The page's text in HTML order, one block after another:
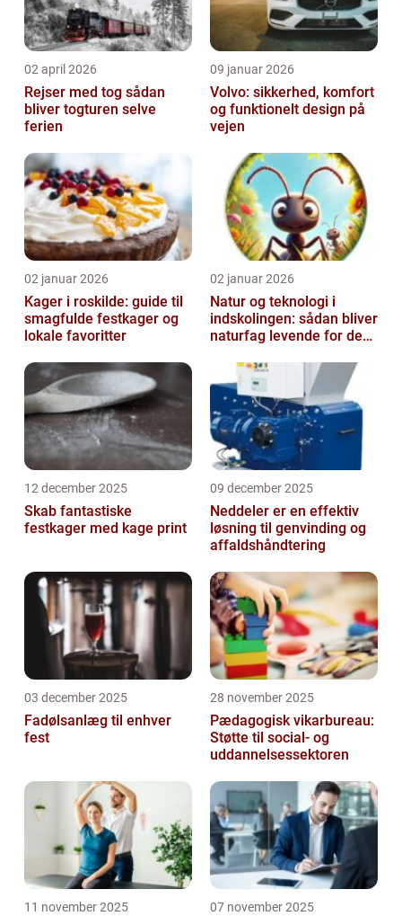
02 april 2026
Rejser med tog sådan
bliver togturen selve
ferien
09 januar 2026
Volvo: sikkerhed, komfort
og funktionelt design på
vejen
02 januar 2026
Kager i roskilde: guide til
smagfulde festkager og
lokale favoritter
02 januar 2026
Natur og teknologi i
indskolingen: sådan bliver
naturfag levende for de
12 december 2025
Skab fantastiske
festkager med kage print
09 december 2025
Neddeler er en effektiv
løsning til genvinding og
affaldshåndtering
03 december 2025
Fadølsanlæg til enhver
fest
28 november 2025
Pædagogisk vikarbureau:
Støtte til social- og
uddannelsessektoren
11 november 2025 07 november 2025